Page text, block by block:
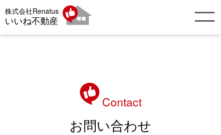
株式会社Renatus
いいね不動産
お問い合わせ
Contact